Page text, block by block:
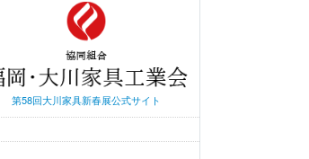
第58回大川家具新春展公式サイト